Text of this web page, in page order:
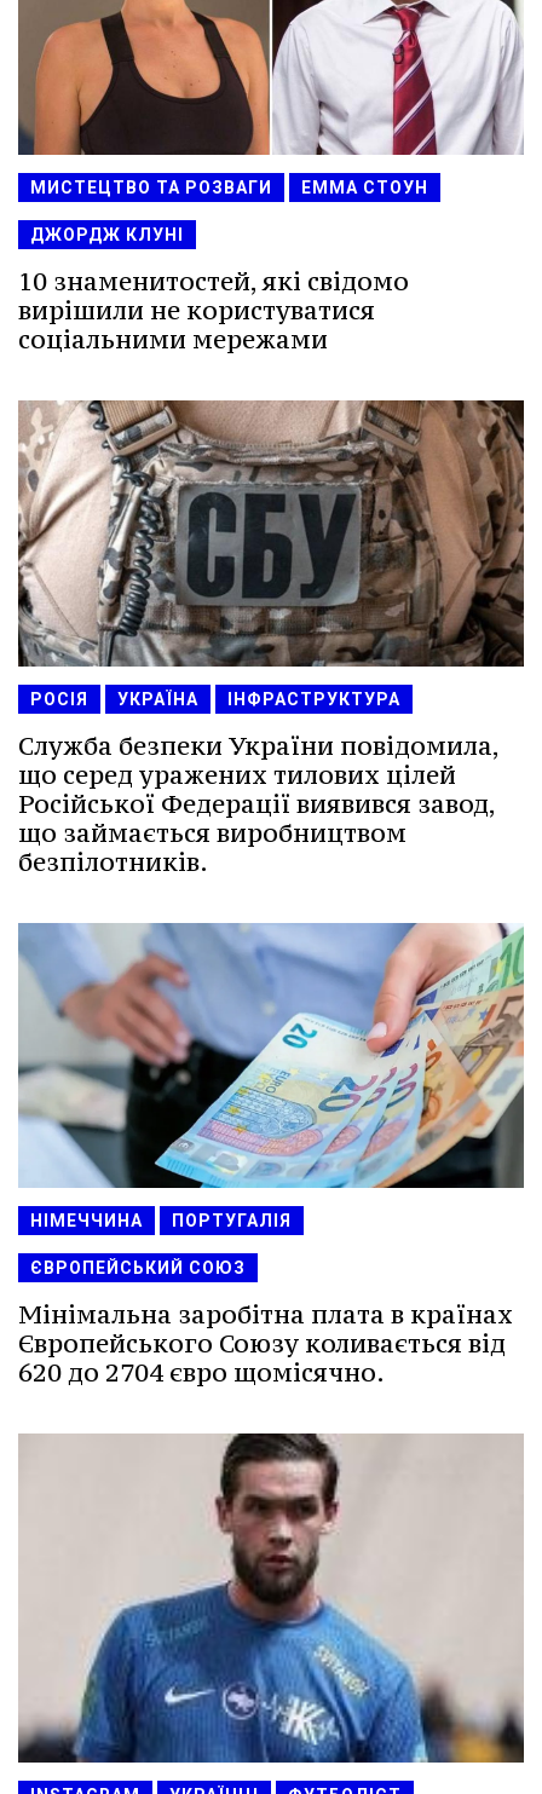
МИСТЕЦТВО ТА РОЗВАГИ ЕММА СТОУН
ДЖОРДЖ КЛУНІ
10 знаменитостей, які свідомо
вирішили не користуватися
соціальними мережами
РОСІЯ УКРАЇНА ІНФРАСТРУКТУРА
Служба безпеки України повідомила,
що серед уражених тилових цілей
Російської Федерації виявився завод,
що займається виробництвом
безпілотників.
НІМЕЧЧИНА ПОРТУГАЛІЯ
ЄВРОПЕЙСЬКИЙ СОЮЗ
Мінімальна заробітна плата в країнах
Європейського Союзу коливається від
620 до 2704 євро щомісячно.